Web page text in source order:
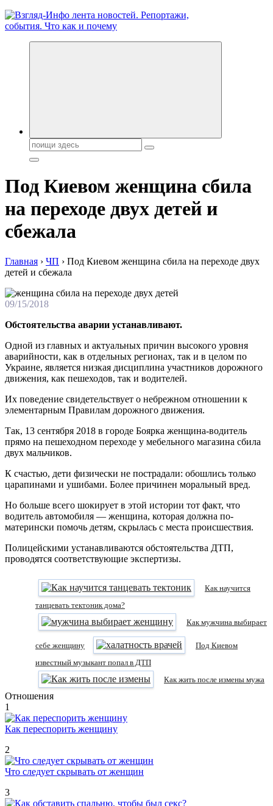
Обо всем и обо всех, что зачем и почему. Новости политики,
Поиск:
Под Киевом женщина сбила
на переходе двух детей и
сбежала
Главная › ЧП › Под Киевом женщина сбила на переходе двух
детей и сбежала
09/15/2018
Обстоятельства аварии устанавливают.
Одной из главных и актуальных причин высокого уровня
аварийности, как в отдельных регионах, так и в целом по
Украине, является низкая дисциплина участников дорожного
движения, как пешеходов, так и водителей.
Их поведение свидетельствует о небрежном отношении к
элементарным Правилам дорожного движения.
Так, 13 сентября 2018 в городе Боярка женщина-водитель
прямо на пешеходном переходе у мебельного магазина сбила
двух мальчиков.
К счастью, дети физически не пострадали: обошлись только
царапинами и ушибами. Более причинен моральный вред.
Но больше всего шокирует в этой истории тот факт, что
водитель автомобиля — женщина, которая должна по-
матерински помочь детям, скрылась с места происшествия.
Полицейскими устанавливаются обстоятельства ДТП,
проводятся соответствующие экспертизы.
Как научится
танцевать тектоник дома?
Как мужчина выбирает
себе женщину
Под Киевом
известный музыкант попал в ДТП
Как жить после измены мужа
Отношения
1
Как переспорить женщину
2
Что следует скрывать от женщин
3